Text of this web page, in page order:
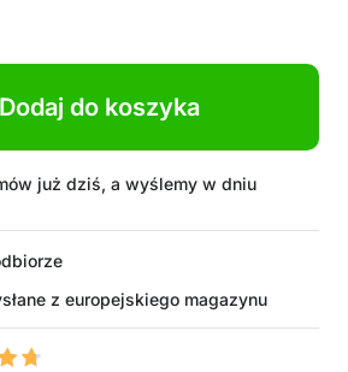
się naklejka, po prostu ją odklej –
szkła
1x folia szklana matowa (300 x
Dodaj do koszyka
już dziś, a wyślemy w dniu
z europejskiego magazynu